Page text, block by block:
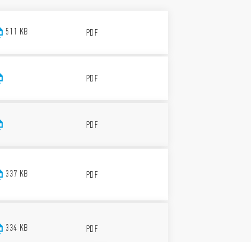
511 KB PDF
PDF
PDF
337 KB PDF
334 KB PDF